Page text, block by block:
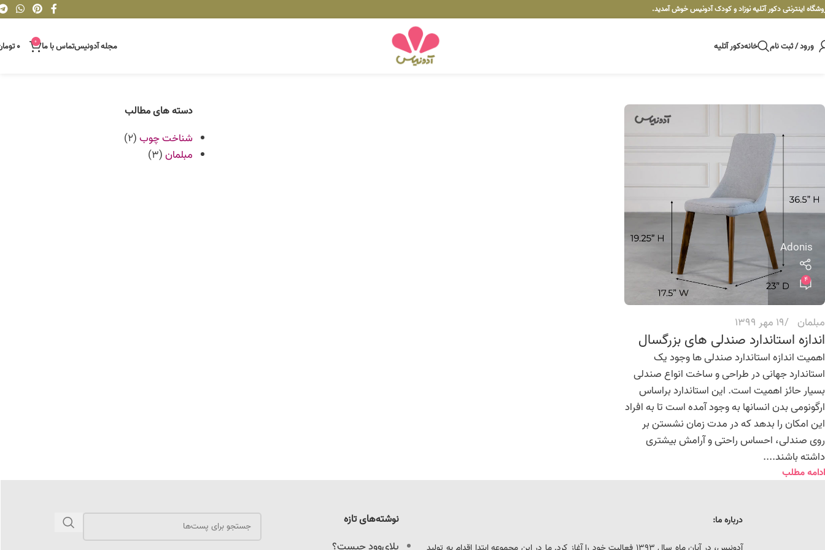
اینترنتی دکور آتلیه نوزاد و کودک آدونیس خوش آمدید.
ورود / ثبت نام خانهدکور آتلیه مجله آدونیستماس با ما 0 ۰
Adonis
4
مبلمان 19 مهر 1399
اندازه استاندارد صندلی های بزرگسال
اهمیت اندازه استاندارد صندلی ها وجود یک
استاندارد جهانی در طراحی و ساخت انواع صندلی
بسیار حائز اهمیت است. این استاندارد براساس
ارگونومی بدن انسانها به وجود آمده است تا به افراد
این امکان را بدهد که در مدت زمان نشستن بر
روی صندلی، احساس راحتی و آرامش بیشتری
داشته باشند....
ادامه مطلب
دسته های مطالب
شناخت چوب(2)
مبلمان(3)
نوشته‌های تازه
پلای‌وود چیست؟
درباره ما: